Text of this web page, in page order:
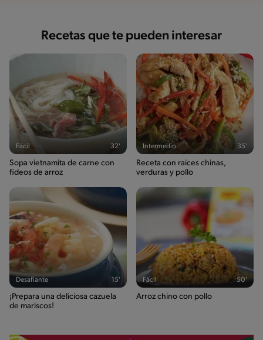
Recetas que te pueden interesar
Fácil 32'
Sopa vietnamita de carne con
fideos de arroz
Intermedio 35'
Receta con raices chinas,
verduras y pollo
Desafiante 15'
¡Prepara una deliciosa cazuela
de mariscos!
Fácil 50'
Arroz chino con pollo